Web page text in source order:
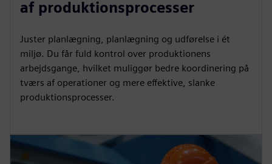
af produktionsprocesser
Juster planlægning, planlægning og udførelse i ét
miljø. Du får fuld kontrol over produktionens
arbejdsgange, hvilket muliggør bedre koordinering på
tværs af operationer og mere effektive, slanke
produktionsprocesser.